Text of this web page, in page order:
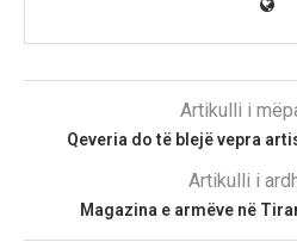
Artikulli i
Qeveria do të blejë vepra
Artikulli i
Magazina e armëve në